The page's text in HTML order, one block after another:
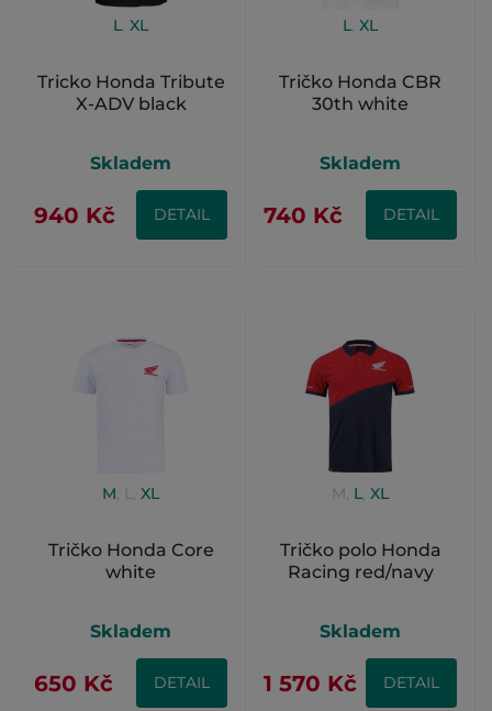
L, XL
Tricko Honda Tribute
X-ADV black
Skladem
940 Kč DETAIL
L, XL
Tričko Honda CBR
30th white
Skladem
740 Kč DETAIL
M, L, XL
Tričko Honda Core
white
Skladem
650 Kč DETAIL
M, L, XL
Tričko polo Honda
Racing red/navy
Skladem
1 570 Kč DETAIL